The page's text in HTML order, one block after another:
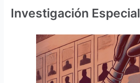
Investigación Especial